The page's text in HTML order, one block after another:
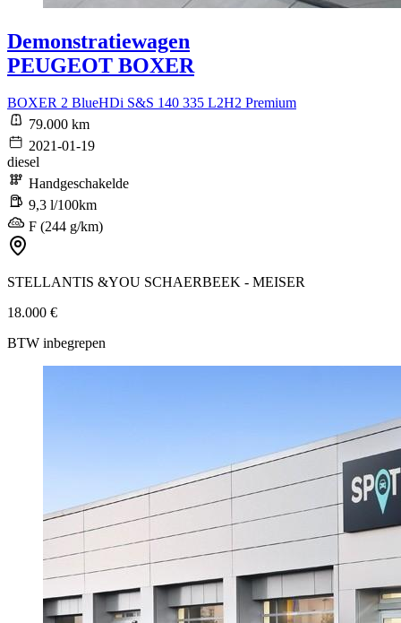
Demonstratiewagen
PEUGEOT BOXER
BOXER 2 BlueHDi S&S 140 335 L2H2 Premium
79.000 km
2021-01-19
diesel
Handgeschakelde
9,3 l/100km
F (244 g/km)
STELLANTIS &YOU SCHAERBEEK - MEISER
18.000 €
BTW inbegrepen